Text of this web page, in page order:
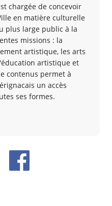
chargée de concevoir
en matière culturelle
plus large public à la
missions : la
artistique, les arts
artistique et
contenus permet à
un accès
ses formes.